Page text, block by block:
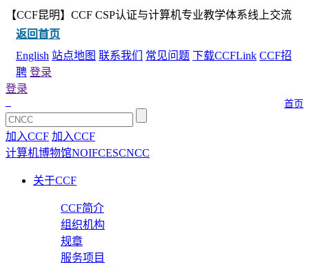
【CCF昆明】CCF CSP认证与计算机专业教学体系线上交流
返回首页
English 站点地图 联系我们 常见问题 下载CCFLink CCF招
聘 登录
首页
登录
加入CCF 加入CCF
计算机博物馆NOIFCESCNCC
关于CCF
CCF简介
组织机构
规章
服务项目